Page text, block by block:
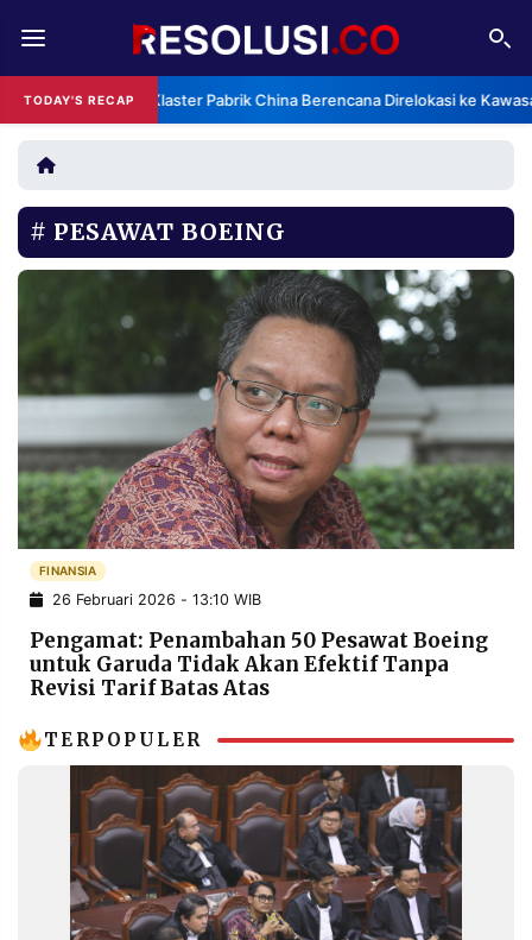
TODAY'S RECAP Klaster Pabrik China Berencana Direlokasi ke
REDAKSI TENTANG
RESOLUSI IKLAN
RUBRIKASI
EDITORIAL AKSARA
PERSONA
DAERAH NASIONAL
INFORMASI
PRIVACY
POLICY
BERITA
WARGA
INFORMASI
IKLAN
KIRIM
PENGADUAN TERM
OF
SERVICE
IKUTI
PESAWAT BOEING
FINANSIA
26 Februari 2026 - 13:10 WIB
Pengamat: Penambahan 50 Pesawat Boeing
untuk Garuda Tidak Akan Efektif Tanpa
Revisi Tarif Batas Atas
TERPOPULER